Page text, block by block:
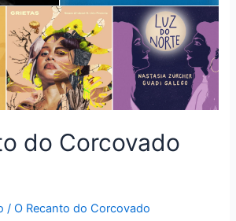
do Corcovado
/O Recanto do Corcovado